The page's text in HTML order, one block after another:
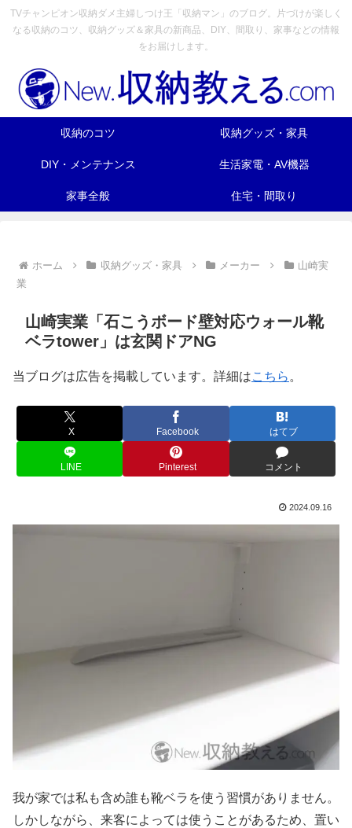
TVチャンピオン収納ダメ主婦しつけ王「収納マン」のブログ。片づけが楽しく
なる収納のコツ、収納グッズ＆家具の新商品、DIY、間取り、家事などの情報
をお届けします。
収納のコツ 収納グッズ・家具
DIY・メンテナンス 生活家電・AV機器
家事全般 住宅・間取り
ホーム 収納グッズ・家具 メーカー
山崎実
業
山崎実業「石こうボード壁対応ウォール靴
ベラtower」は玄関ドアNG
当ブログは広告を掲載しています。詳細はこちら 。
X Facebook はてブ
LINE Pinterest コメント
2024.09.16
我が家では私も含め誰も靴ベラを使う習慣がありません。
しかしながら、来客によっては使うことがあるため、置い